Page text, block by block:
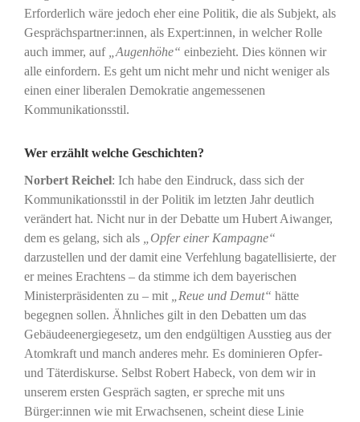
Erforderlich wäre jedoch eher eine Politik, die als Subjekt, als
Gesprächspartner:innen, als Expert:innen, in welcher Rolle
auch immer, auf
„Augenhöhe“ einbezieht. Dies können wir
alle einfordern. Es geht um nicht mehr und nicht weniger als
einen einer liberalen Demokratie angemessenen
Kommunikationsstil.
Wer erzählt welche Geschichten?
Norbert Reichel: Ich habe den Eindruck, dass sich der
Kommunikationsstil in der Politik im letzten Jahr deutlich
verändert hat. Nicht nur in der Debatte um Hubert Aiwanger,
dem es gelang, sich als
„Opfer einer Kampagne“
darzustellen und der damit eine Verfehlung bagatellisierte, der
er meines Erachtens – da stimme ich dem bayerischen
Ministerpräsidenten zu – mit
„Reue und Demut“ hätte
begegnen sollen. Ähnliches gilt in den Debatten um das
Gebäudeenergiegesetz, um den endgültigen Ausstieg aus der
Atomkraft und manch anderes mehr. Es dominieren Opfer-
und Täterdiskurse. Selbst Robert Habeck, von dem wir in
unserem ersten Gespräch sagten, er spreche mit uns
Bürger:innen wie mit Erwachsenen, scheint diese Linie